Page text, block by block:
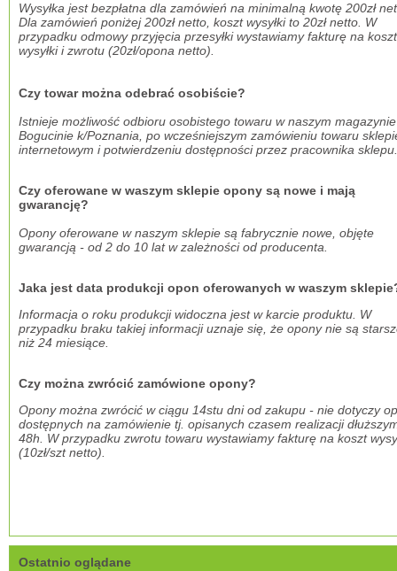
Wysyłka jest bezpłatna dla zamówień na minimalną kwotę 200zł
Dla zamówień poniżej 200zł netto, koszt wysyłki to 20zł netto. W
przypadku odmowy przyjęcia przesyłki wystawiamy fakturę na koszt
wysyłki i zwrotu (20zł/opona netto).
Czy towar można odebrać osobiście?
Istnieje możliwość odbioru osobistego towaru w naszym
Bogucinie k/Poznania, po wcześniejszym zamówieniu towaru
internetowym i potwierdzeniu dostępności przez pracownika sklepu.
Czy oferowane w waszym sklepie opony są nowe i mają
gwarancję?
Opony oferowane w naszym sklepie są fabrycznie nowe, objęte
gwarancją - od 2 do 10 lat w zależności od producenta.
Jaka jest data produkcji opon oferowanych w waszym
Informacja o roku produkcji widoczna jest w karcie produktu. W
przypadku braku takiej informacji uznaje się, że opony nie są
niż 24 miesiące.
Czy można zwrócić zamówione opony?
Opony można zwrócić w ciągu 14stu dni od zakupu - nie dotyczy
dostępnych na zamówienie tj. opisanych czasem realizacji
48h. W przypadku zwrotu towaru wystawiamy fakturę na koszt
(10zł/szt netto).
Ostatnio oglądane